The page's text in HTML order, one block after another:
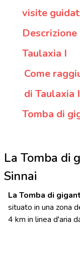
visite
Taulaxia I
Come
di Taulaxia
Tomba di
La Tomba di
Sinnai
La Tomba di
situato in una zona
4 km in linea d'aria